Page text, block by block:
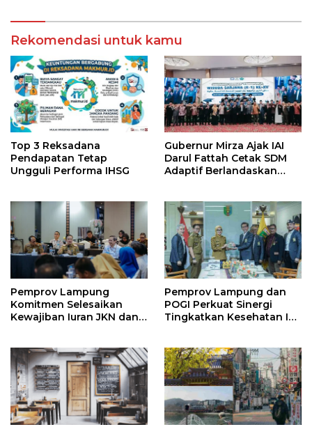
Rekomendasi untuk kamu
Top 3 Reksadana
Pendapatan Tetap
Ungguli Performa IHSG
Gubernur Mirza Ajak IAI
Darul Fattah Cetak SDM
Adaptif Berlandaskan
Pemprov Lampung
Komitmen Selesaikan
Kewajiban Iuran JKN dan
Kesehatan
Pemprov Lampung dan
POGI Perkuat Sinergi
Tingkatkan Kesehatan Ibu